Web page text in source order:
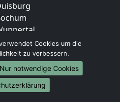
Cookies um die
zu verbessern.
Nur notwendige Cookies